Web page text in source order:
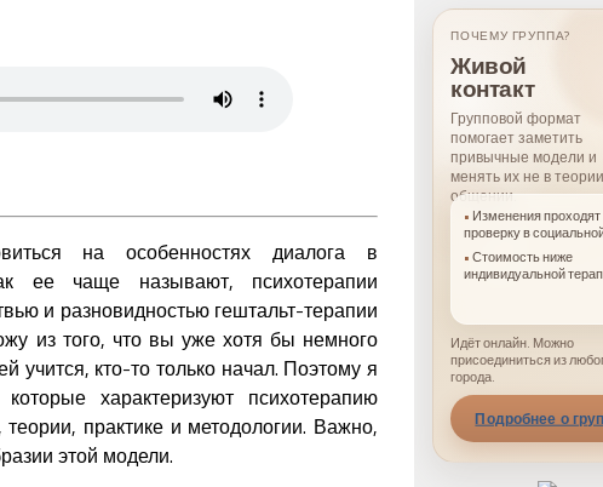
на особенностях диалога в
ее чаще называют, психотерапии
и разновидностью гештальт-терапии
из того, что вы уже хотя бы немного
учится, кто-то только начал. Поэтому я
характеризуют психотерапию
практике и методологии. Важно,
этой модели.
ПОЧЕМУ ГРУППА?
Живой
контакт
Групповой формат
помогает заметить
привычные модели и
менять их не в
общении.
Изменения проходят
проверку в
Стоимость ниже
индивидуальной
Идёт онлайн. Можно
присоединиться из
города.
Подробнее о